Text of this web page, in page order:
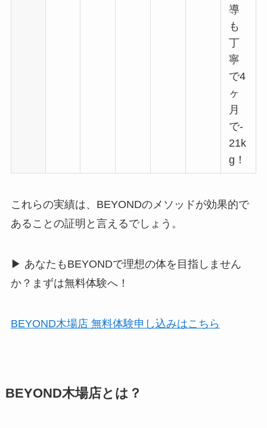
導
も
丁
寧
で4
ヶ
月
で-
21k
g！
これらの実績は、BEYONDのメソッドが効果的で
あることの証明と言えるでしょう。
▶︎ あなたもBEYONDで理想の体を目指しません
か？まずは無料体験へ！
BEYOND木場店 無料体験申し込みはこちら
BEYOND木場店とは？